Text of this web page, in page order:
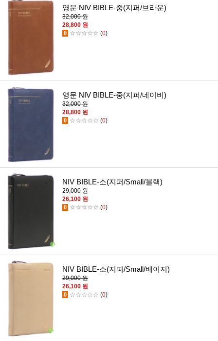
영문 NIV BIBLE-중(지퍼/브라운)
32,000 원
28,800 원
0 ☆☆☆☆☆ (0)
영문 NIV BIBLE-중(지퍼/네이비)
32,000 원
28,800 원
0 ☆☆☆☆☆ (0)
NIV BIBLE-소(지퍼/Small/블랙)
29,000 원
26,100 원
0 ☆☆☆☆☆ (0)
NIV BIBLE-소(지퍼/Small/베이지)
29,000 원
26,100 원
0 ☆☆☆☆☆ (0)